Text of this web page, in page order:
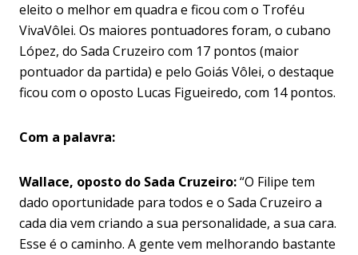
eleito o melhor em quadra e ficou com o Troféu
VivaVôlei. Os maiores pontuadores foram, o cubano
López, do Sada Cruzeiro com 17 pontos (maior
pontuador da partida) e pelo Goiás Vôlei, o destaque
ficou com o oposto Lucas Figueiredo, com 14 pontos.
Com a palavra:
Wallace, oposto do Sada Cruzeiro:“O Filipe tem
dado oportunidade para todos e o Sada Cruzeiro a
cada dia vem criando a sua personalidade, a sua cara.
Esse é o caminho. A gente vem melhorando bastante